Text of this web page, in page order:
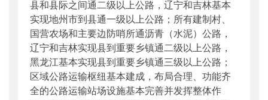
县和县际之间通二级以上公路，辽宁和吉林基本
实现地州市到县通一级以上公路；所有建制村、
国营农场和主要边防哨所通沥青（水泥）公路，
辽宁和吉林实现县到重要乡镇通二级以上公路，
黑龙江基本实现县到重要乡镇通三级以上公路；
区域公路运输枢纽基本建成，布局合理、功能齐
全的公路运输站场设施基本完善并发挥整体作